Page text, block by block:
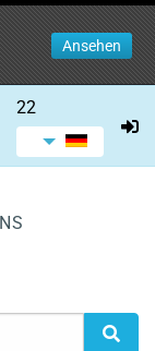
Ansehen
22